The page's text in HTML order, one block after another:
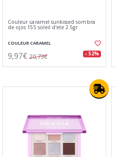
Couleur caramel sunkissed sombra
de ojos 155 soleil d'ete 2.5gr
COULEUR CARAMEL
9,97€ 20,73€ - 52%